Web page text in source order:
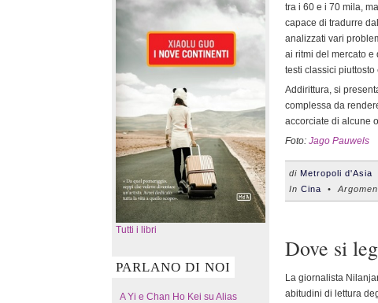
Tutti i libri
PARLANO DI NOI
A Yi e Chan Ho Kei su Alias
tra i 60 e i 70 mila,
capace di tradurre
analizzati vari
ai ritmi del mercato e
testi classici
Addirittura, si
complessa da
accorciate di alcune
Foto: Jago Pauwels
di Metropoli d'Asia
In Cina •
Dove si
La giornalista
abitudini di lettura